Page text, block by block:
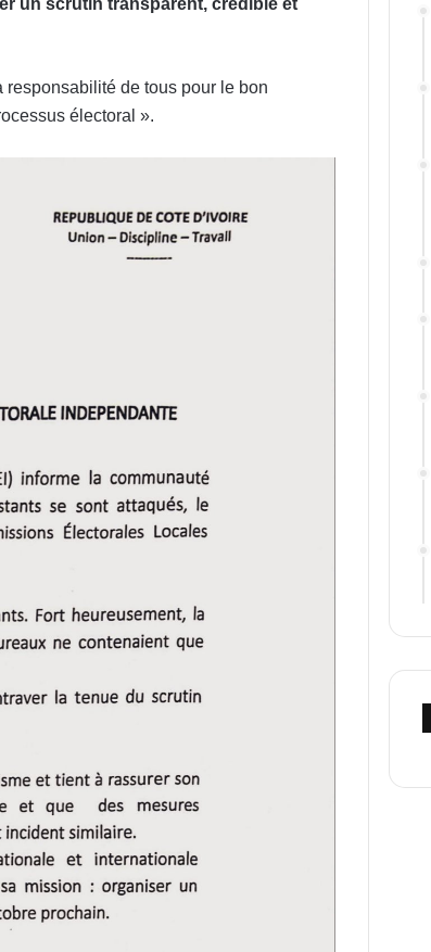
un scrutin transparent, crédible et
responsabilité de tous pour le bon
électoral ».